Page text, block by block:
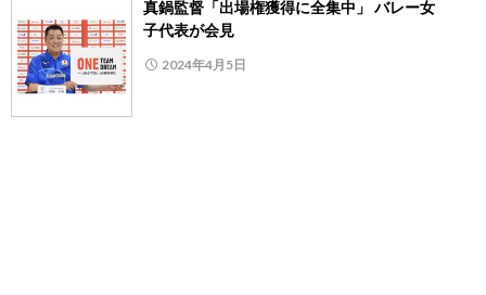
真鍋監督「出場権獲得に全集中」 バレー女
子代表が会見
2024年4月5日